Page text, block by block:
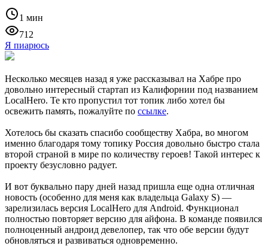
1 мин
712
Я пиарюсь
Несколько месяцев назад я уже рассказывал на Хабре про
довольно интересный стартап из Калифорнии под названием
LocalHero. Те кто пропустил тот топик либо хотел бы
освежить память, пожалуйте по ссылке.
Хотелось бы сказать спасибо сообществу Хабра, во многом
именно благодаря тому топику Россия довольно быстро стала
второй страной в мире по количеству героев! Такой интерес к
проекту безусловно радует.
И вот буквально пару дней назад пришла еще одна отличная
новость (особенно для меня как владельца Galaxy S) —
зарелизилась версия LocalHero для Android. Функционал
полностью повторяет версию для айфона. В команде появился
полноценный андроид девелопер, так что обе версии будут
обновляться и развиваться одновременно.